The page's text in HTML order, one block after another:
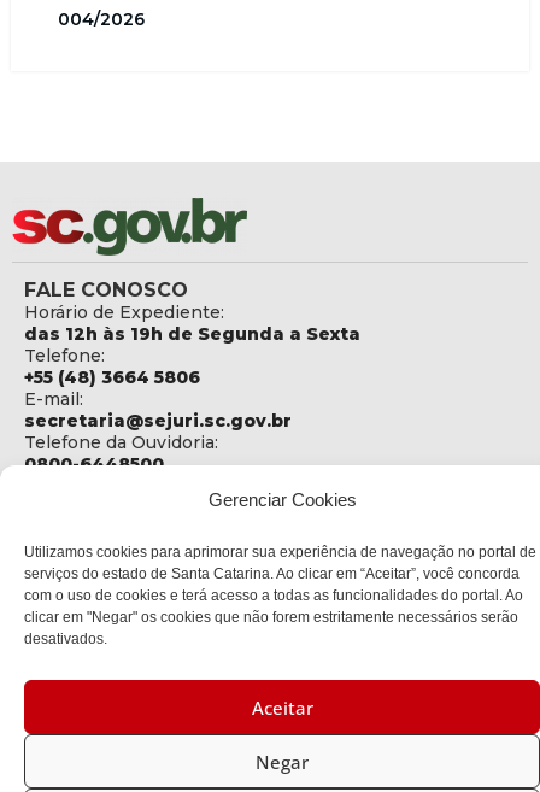
Gerenciar Cookies
Utilizamos cookies para aprimorar sua experiência de navegação no portal de
serviços do estado de Santa Catarina. Ao clicar em “Aceitar”, você concorda
com o uso de cookies e terá acesso a todas as funcionalidades do portal. Ao
clicar em "Negar" os cookies que não forem estritamente necessários serão
desativados.
Aceitar
Negar
004/2026
FALE CONOSCO
Horário de Expediente:
das 12h às 19h de Segunda a Sexta
Telefone:
+55 (48) 3664 5806
E-mail:
secretaria@sejuri.sc.gov.br
Telefone da Ouvidoria:
0800-6448500
Social
Rua Fúlvio Aducci, 1214 - Loja 06
Bairro:
Estreito - Florianópolis - SC
88075-000